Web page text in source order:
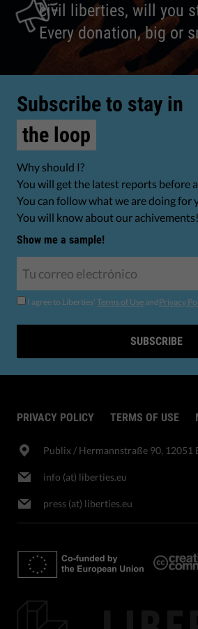
civil liberties, will you
Every donation, big or
Subscribe to stay in
the loop
Why should I?
You will get the latest reports before
You can follow what we are doing for
You will know about our achivements!
Show me a sample!
I agree to Liberties' Terms of Use andPrivacy
SUBSCRIBE
PRIVACY POLICY TERMS OF USE
Publix​ / Hermannstraße 90, 12051
info (at) liberties.eu
press (at) liberties.eu